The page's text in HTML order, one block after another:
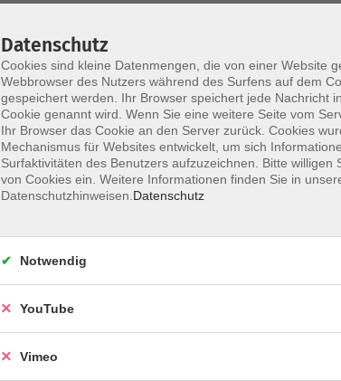
Datenschutz
Cookies sind kleine Datenmengen, die von einer Website
Webbrowser des Nutzers während des Surfens auf dem
gespeichert werden. Ihr Browser speichert jede Nachricht
Cookie genannt wird. Wenn Sie eine weitere Seite vom
Ihr Browser das Cookie an den Server zurück. Cookies
Mechanismus für Websites entwickelt, um sich
Surfaktivitäten des Benutzers aufzuzeichnen. Bitte willigen
von Cookies ein. Weitere Informationen finden Sie in
Datenschutzhinweisen. Datenschutz
Notwendig
YouTube
Vimeo